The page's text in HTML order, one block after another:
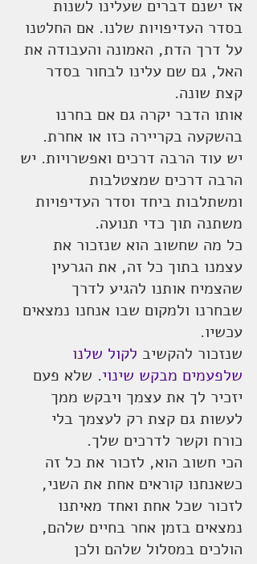
אז ישנם דברים שעלינו לשנות
בסדר העדיפויות שלנו. אם החלטנו
על דרך הדת, האמונה והעבודה את
האל, גם שם עלינו לבחור בסדר
קצת שונה.
אותו הדבר יקרה גם אם בחרנו
בהשקעה בקריירה כזו או אחרת.
יש עוד הרבה דרכים ואפשרויות. יש
הרבה דרכים שמצטלבות
ומשתלבות ביחד וסדר העדיפויות
משתנה תוך כדי תנועה.
כל מה שחשוב הוא שנזכור את
עצמנו בתוך כל זה, את הגרעין
שהצמיח אותנו להגיע לדרך
שבחרנו ולמקום שבו אנחנו נמצאים
עכשיו.
שנזכור להקשיב לקול שלנו
שלפעמים מבקש שינוי. שלא פעם
יזכיר לך את עצמך ויבקש ממך
לעשות גם קצת רק לעצמך בלי
כורח וקשר לדרכים שלך.
הכי חשוב הוא, לזכור את כל זה
כשאנחנו קוראים אחת את השני,
לזכור שכל אחת ואחד מאיתנו
נמצאים בזמן אחר בחיים שלהם,
הולכים במסלול שלהם ולכן